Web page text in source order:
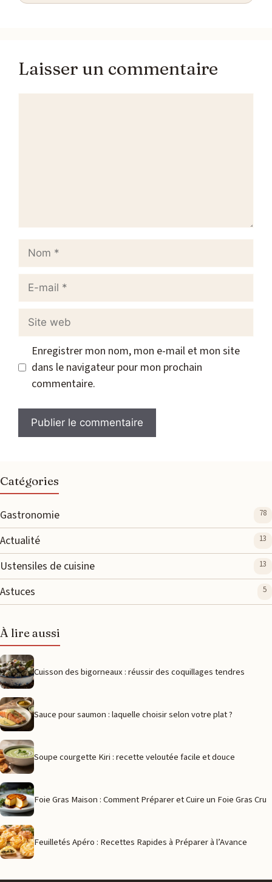
Laisser un commentaire
Nom
Site
Enregistrer mon nom, mon e-mail et mon site
dans le navigateur pour mon prochain
commentaire.
Catégories
Gastronomie 78
Actualité 13
Ustensiles de cuisine 13
Astuces 5
À lire aussi
Cuisson des bigorneaux : réussir des coquillages tendres
Sauce pour saumon : laquelle choisir selon votre plat ?
Soupe courgette Kiri : recette veloutée facile et douce
Foie Gras Maison : Comment Préparer et Cuire un Foie Gras Cru
Feuilletés Apéro : Recettes Rapides à Préparer à l’Avance